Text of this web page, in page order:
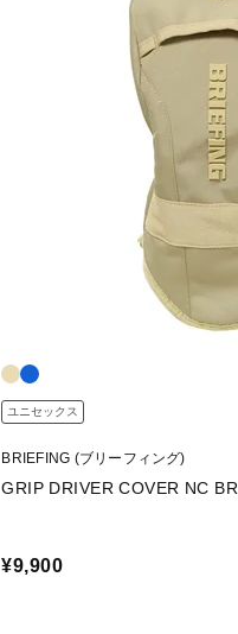
ユニセックス
BRIEFING (ブリーフィング)
GRIP DRIVER COVER NC
¥9,900